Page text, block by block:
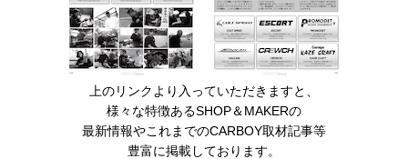
上のリンクより入っていただきますと、
様々な特徴あるSHOP＆MAKERの
最新情報やこれまでのCARBOY取材記事等
豊富に掲載しております。